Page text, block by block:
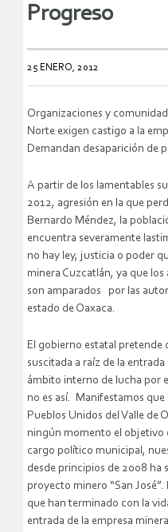
Progreso
25 ENERO, 2012
Organizaciones y
Norte exigen castigo a la
Demandan desaparición de
A partir de los lamentables
2012, agresión en la que
Bernardo Méndez, la
encuentra severamente
no hay ley, justicia o poder
minera Cuzcatlán, ya que
son amparados por las
estado de Oaxaca.
El gobierno estatal pretende
suscitada a raíz de la
ámbito interno de lucha por
no es así. Manifestamos
Pueblos Unidos del Valle de
ningún momento el objetivo
cargo político municipal,
desde principios de 2008 ha
proyecto minero “San
que han terminado con la
entrada de la empresa